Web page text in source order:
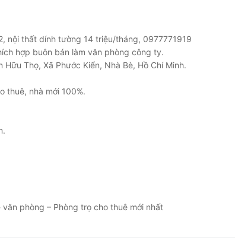
nội thất dính tường 14 triệu/tháng, 0977771919
hợp buôn bán làm văn phòng công ty.
Thọ, Xã Phước Kiển, Nhà Bè, Hồ Chí Minh.
thuê, nhà mới 100%.
phòng – Phòng trọ cho thuê mới nhất